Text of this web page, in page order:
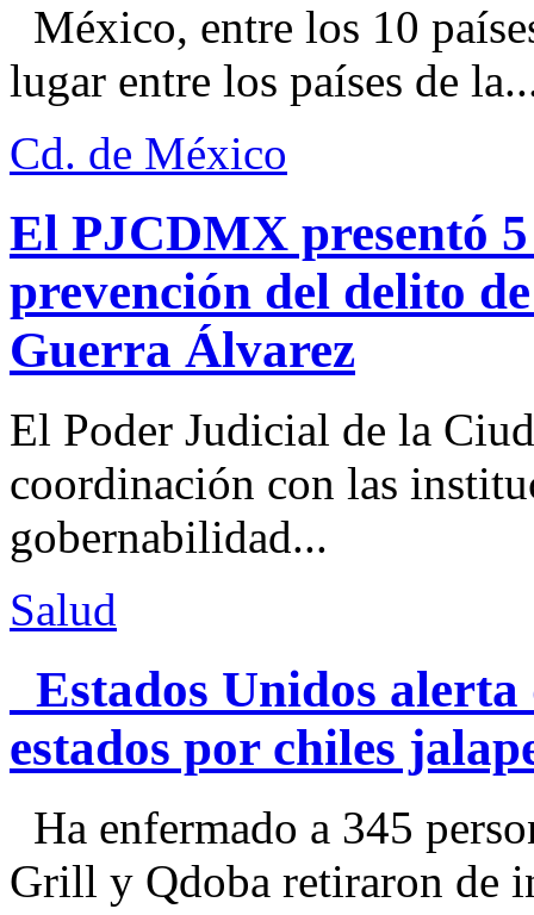
México, entre los 10
lugar entre los países de
Cd. de México
El PJCDMX presentó
prevención del delito
Guerra Álvarez
El Poder Judicial de la
coordinación con las
gobernabilidad...
Salud
Estados Unidos alerta
estados por chiles
Ha enfermado a 345
Grill y Qdoba retiraron de